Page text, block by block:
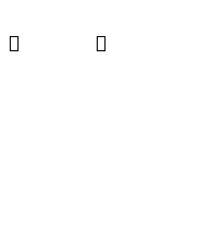
Údržba kola
PřihlášeníNákupní